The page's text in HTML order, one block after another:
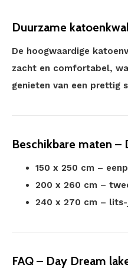
Duurzame
De hoogwaardige
zacht en comfortabel,
genieten van een prettig
Beschikbare maten –
150 x 250 cm –
200 x 260 cm –
240 x 270 cm – lits-
FAQ – Day Dream